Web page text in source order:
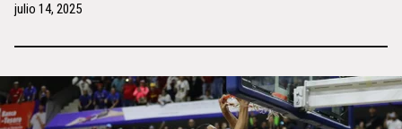
julio 14, 2025